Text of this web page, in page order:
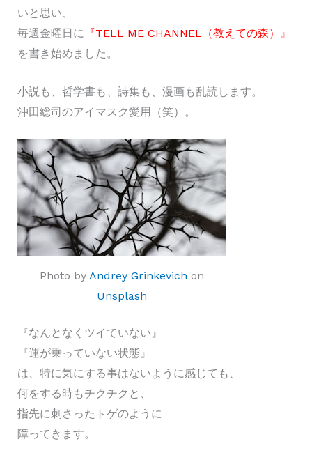
いと思い、
毎週金曜日に 『TELL ME CHANNEL（教えての森）』
を書き始めました。
小説も、哲学書も、詩集も、漫画も乱読します。
沖田総司のアイマスク愛用（笑）。
Photo by Andrey Grinkevich on
Unsplash
『なんとなくツイていない』
『運が乗っていない状態』
は、特に気にする事はないように感じても、
何をする時もチクチクと、
指先に刺さったトゲのように
障ってきます。